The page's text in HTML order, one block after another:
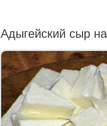
Адыгейский сыр